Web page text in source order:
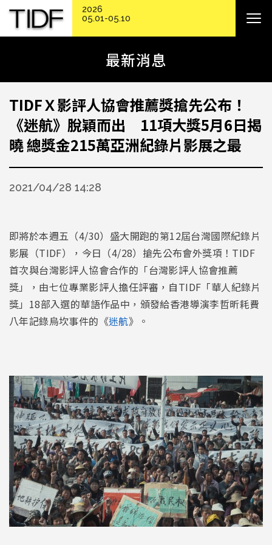
最新消息
TIDFＸ影評人協會推薦獎搶先公布！
《迷航》脫穎而出 11項大獎5月6日揭
曉 總獎金215萬亞洲紀錄片影展之最
2021/04/28 14:28
即將於本週五（4/30）盛大開跑的第12屆台灣國際紀錄片
影展（TIDF），今日（4/28）搶先公布會外獎項！TIDF
首次與台灣影評人協會合作的「台灣影評人協會推薦
獎」，由七位專業影評人擔任評審，自TIDF「華人紀錄片
獎」18部入選的華語作品中，頒發給香港導演李哲昕耗費
八年記錄烏坎事件的《迷航》。
2026
05.01-05.10